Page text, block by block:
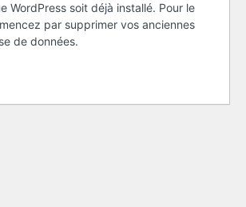
WordPress soit déjà installé. Pour le
par supprimer vos anciennes
de données.